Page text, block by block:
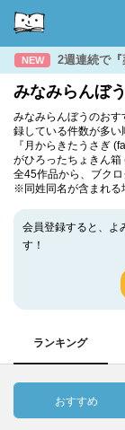
NEW 2週連続で
みなみらんぼ
みなみらんぼうのお
録している件数が多い
『月からきたうさぎ
がひろったちょきん
全45作品から、ブク
※同姓同名が含まれる
会員登録すると、よ
す！
ランキング
おすすめ